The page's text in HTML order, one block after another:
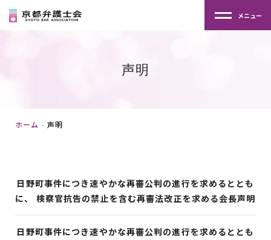
メニュー
声明
ホーム 声明
日野町事件につき速やかな再審公判の進行を求めるととも
に、 検察官抗告の禁止を含む再審法改正を求める会長声明
日野町事件につき速やかな再審公判の進行を求めるととも